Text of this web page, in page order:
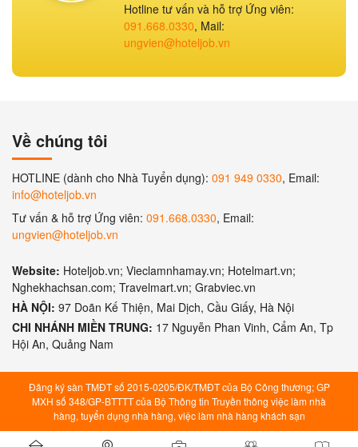
Hotline tư vấn và hỗ trợ Ứng viên:
091.668.0330, Mail:
ungvien@hoteljob.vn
Về chúng tôi
HOTLINE (dành cho Nhà Tuyển dụng): 091 949 0330, Email:
info@hoteljob.vn
Tư vấn & hỗ trợ Ứng viên: 091.668.0330, Email:
ungvien@hoteljob.vn
Website: Hoteljob.vn; Vieclamnhamay.vn; Hotelmart.vn;
Nghekhachsan.com; Travelmart.vn; Grabviec.vn
HÀ NỘI: 97 Doãn Kế Thiện, Mai Dịch, Cầu Giấy, Hà Nội
CHI NHÁNH MIỀN TRUNG: 17 Nguyễn Phan Vinh, Cẩm An, Tp
Hội An, Quảng Nam
Đăng ký sàn TMĐT số 2015-0205/ĐK/TMĐT của Bộ Công thương; GP
MXH số 348/GP-BTTTT của Bộ Thông tin Truyền thông việc làm nhà
hàng, tuyển dụng nhà hàng, việc làm nhà hàng khách sạn